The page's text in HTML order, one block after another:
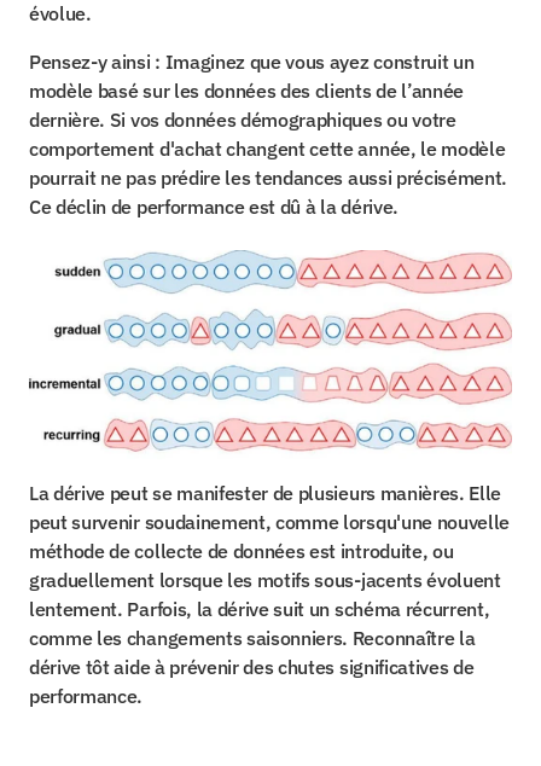
évolue.
Pensez-y ainsi : Imaginez que vous ayez construit un
modèle basé sur les données des clients de l’année
dernière. Si vos données démographiques ou votre
comportement d'achat changent cette année, le modèle
pourrait ne pas prédire les tendances aussi précisément.
Ce déclin de performance est dû à la dérive.
La dérive peut se manifester de plusieurs manières. Elle
peut survenir soudainement, comme lorsqu'une nouvelle
méthode de collecte de données est introduite, ou
graduellement lorsque les motifs sous-jacents évoluent
lentement. Parfois, la dérive suit un schéma récurrent,
comme les changements saisonniers. Reconnaître la
dérive tôt aide à prévenir des chutes significatives de
performance.